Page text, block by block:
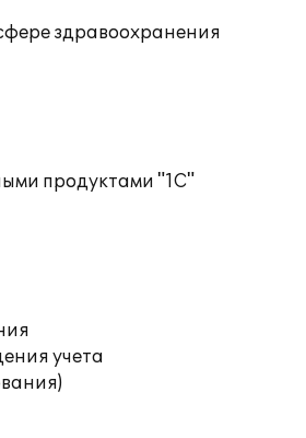
здравоохранения
продуктами "1С"
учета